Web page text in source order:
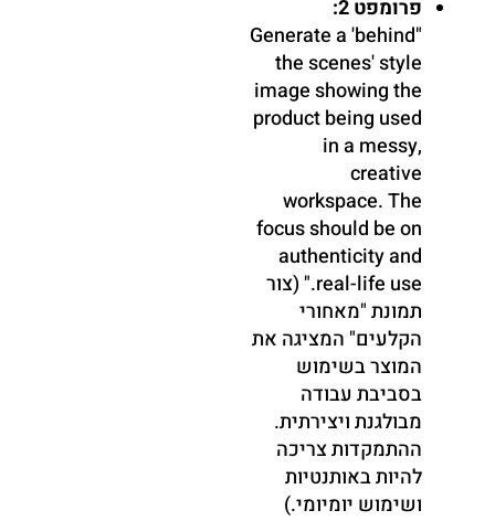
פרומפט 2:
"Generate a 'behind
the scenes' style
image showing the
product being used
in a messy,
creative
workspace. The
focus should be on
authenticity and
real-life use." (צור
תמונת "מאחורי
הקלעים" המציגה את
המוצר בשימוש
בסביבת עבודה
מבולגנת ויצירתית.
ההתמקדות צריכה
להיות באותנטיות
ושימוש יומיומי.)